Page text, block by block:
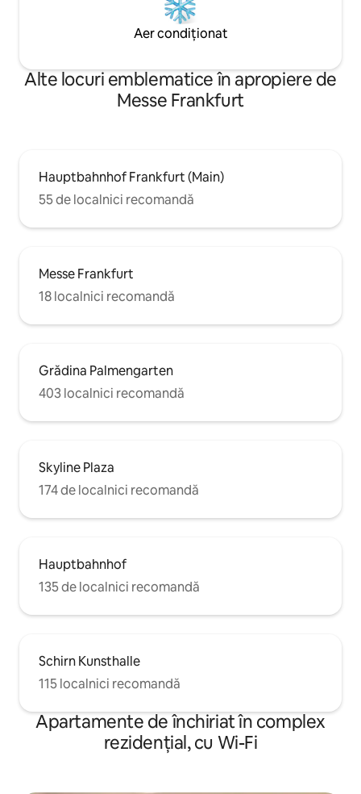
Aer condiționat
Alte locuri emblematice în apropiere de
Messe Frankfurt
Hauptbahnhof Frankfurt (Main)
55 de localnici recomandă
Messe Frankfurt
18 localnici recomandă
Grădina Palmengarten
403 localnici recomandă
Skyline Plaza
174 de localnici recomandă
Hauptbahnhof
135 de localnici recomandă
Schirn Kunsthalle
115 localnici recomandă
Apartamente de închiriat în complex
rezidențial, cu Wi-Fi